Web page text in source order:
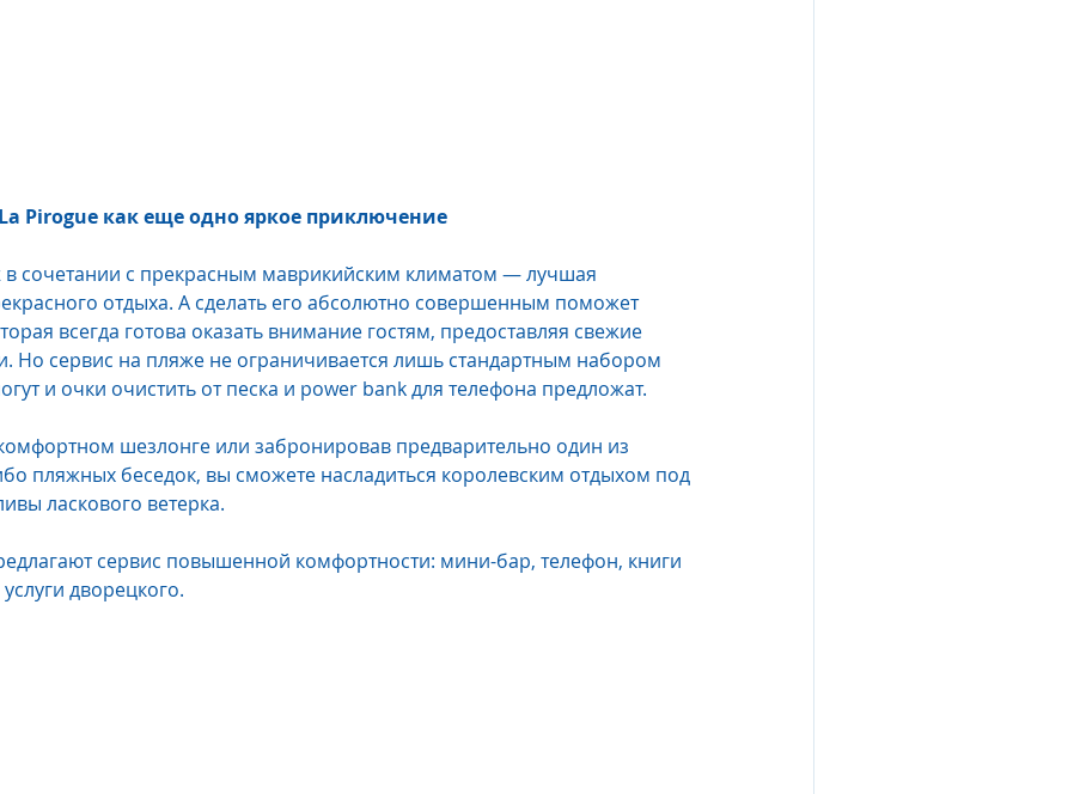
Pirogue как еще одно яркое приключение
сочетании с прекрасным маврикийским климатом — лучшая
отдыха. А сделать его абсолютно совершенным поможет
всегда готова оказать внимание гостям, предоставляя свежие
Но сервис на пляже не ограничивается лишь стандартным набором
и очки очистить от песка и power bank для телефона предложат.
шезлонге или забронировав предварительно один из
пляжных беседок, вы сможете насладиться королевским отдыхом под
ласкового ветерка.
сервис повышенной комфортности: мини-бар, телефон, книги
дворецкого.